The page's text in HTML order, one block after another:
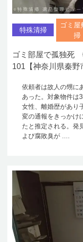
特殊清掃
ゴミ屋
掃
ゴミ部屋で孤独死
101【神奈川県秦野
依頼者は故人の甥に
あった。対象物件は
女性、離婚歴があり
変の通報をきっかけ
たと推定される。発
よび腐敗臭が ....